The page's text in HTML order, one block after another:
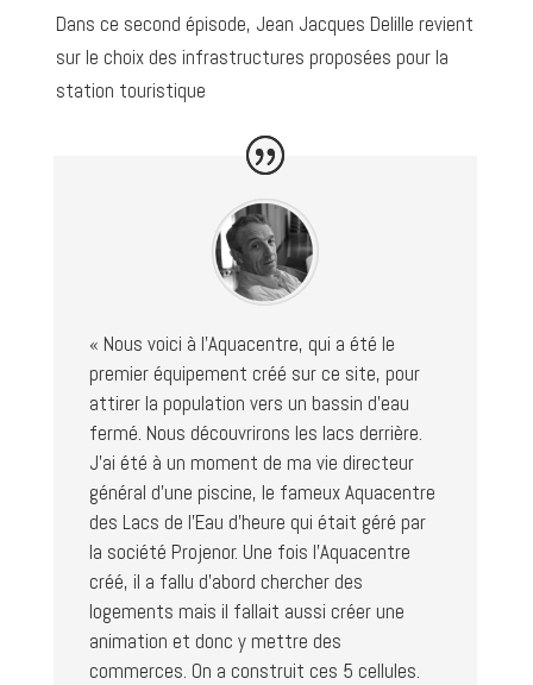
Dans ce second épisode, Jean Jacques Delille revient
sur le choix des infrastructures proposées pour la
station touristique
« Nous voici à l’Aquacentre, qui a été le
premier équipement créé sur ce site, pour
attirer la population vers un bassin d’eau
fermé. Nous découvrirons les lacs derrière.
J’ai été à un moment de ma vie directeur
général d’une piscine, le fameux Aquacentre
des Lacs de l’Eau d’heure qui était géré par
la société Projenor. Une fois l’Aquacentre
créé, il a fallu d’abord chercher des
logements mais il fallait aussi créer une
animation et donc y mettre des
commerces. On a construit ces 5 cellules.